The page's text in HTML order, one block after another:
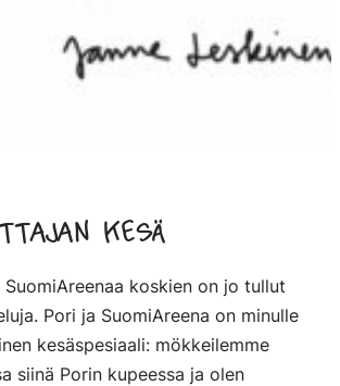
kesä
SuomiAreenaa koskien on jo tullut
Pori ja SuomiAreena on minulle
kesäspesiaali: mökkeilemme
siinä Porin kupeessa ja olen